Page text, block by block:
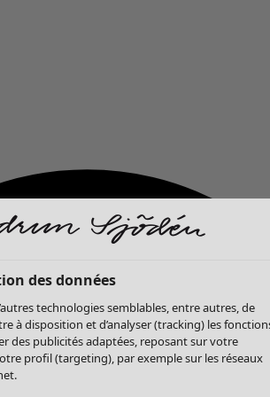
des données
technologies semblables, entre autres, de
à disposition et d’analyser (tracking) les
des publicités adaptées, reposant sur votre
profil (targeting), par exemple sur les réseaux